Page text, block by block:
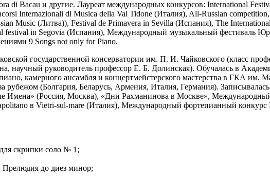
di Bacau и другие. Лауреат международных конкурсов: International
Internazionali di Musica della Val Tidone (Италия), All-Russian
Music (Литва)), Festival de Primavera in Sevilla (Испания), The
festival in Segovia (Испания), Международный музыкальный фестиваль
9 Songs not only for Piano.
государственной консерватории им. П. И. Чайковского (класс
научный руководитель профессор Е. Б. Долинская). Обучалась в
камерного ансамбля и концертмейстерского мастерства в ГКА
(Болгария, Беларусь, Армения, Италия, Германия).
Имена» (Россия, Москва), «Дни Рахманинова в Москве»,
в Vietri-sul-mare (Италия), Международный фортепианный
скрипки соло № 1;
до диез минор;